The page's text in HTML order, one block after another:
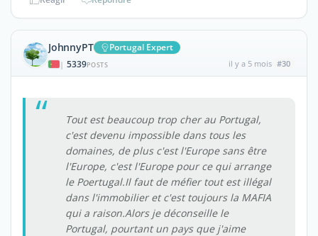
JohnnyPT Portugal Expert
| 5339POSTS il y a 5 mois #30
Tout est beaucoup trop cher au Portugal,
c'est devenu impossible dans tous les
domaines, de plus c'est l'Europe sans être
l'Europe, c'est l'Europe pour ce qui arrange
le Poertugal.Il faut de méfier tout est illégal
dans l'immobilier et c'est toujours la MAFIA
qui a raison.Alors je déconseille le
Portugal, pourtant un pays que j'aime